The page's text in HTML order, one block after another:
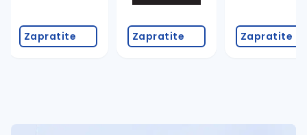
Zapratite Zapratite Zapratite